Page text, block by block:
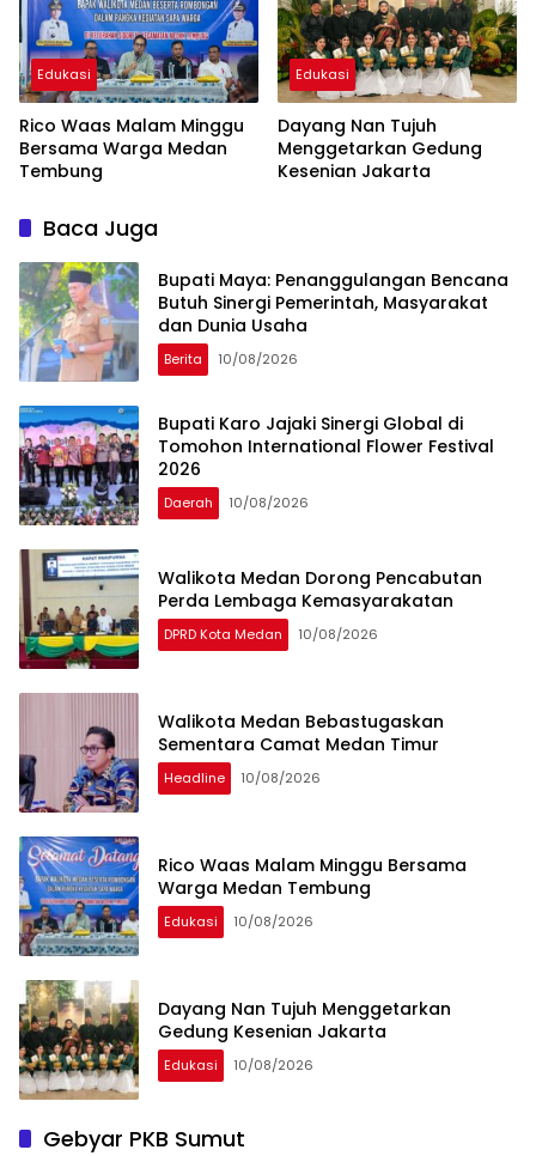
Edukasi
Rico Waas Malam Minggu
Bersama Warga Medan
Tembung
Edukasi
Dayang Nan Tujuh
Menggetarkan Gedung
Kesenian Jakarta
Baca Juga
Bupati Maya: Penanggulangan Bencana
Butuh Sinergi Pemerintah, Masyarakat
dan Dunia Usaha
Berita 10/08/2026
Bupati Karo Jajaki Sinergi Global di
Tomohon International Flower Festival
2026
Daerah 10/08/2026
Walikota Medan Dorong Pencabutan
Perda Lembaga Kemasyarakatan
DPRD Kota Medan 10/08/2026
Walikota Medan Bebastugaskan
Sementara Camat Medan Timur
Headline 10/08/2026
Rico Waas Malam Minggu Bersama
Warga Medan Tembung
Edukasi 10/08/2026
Dayang Nan Tujuh Menggetarkan
Gedung Kesenian Jakarta
Edukasi 10/08/2026
Gebyar PKB Sumut